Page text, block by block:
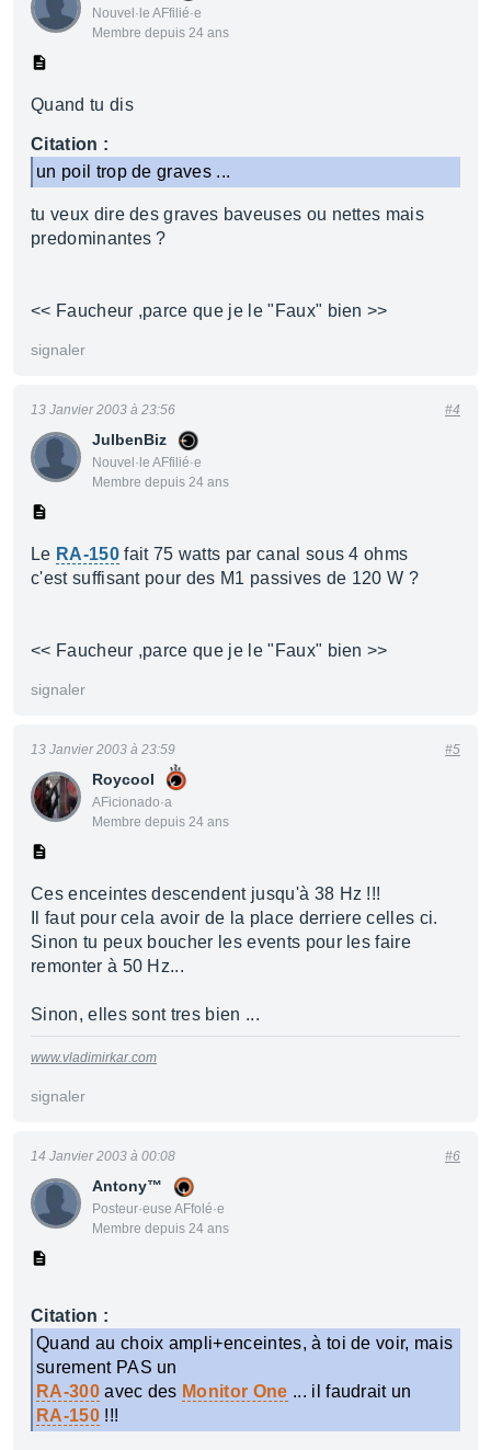
Nouvel·le AFfilié·e
Membre depuis 24 ans
Quand tu dis
Citation :
un poil trop de graves ...
tu veux dire des graves baveuses ou nettes mais
predominantes ?
<< Faucheur ,parce que je le "Faux" bien >>
signaler
JulbenBiz
Nouvel·le AFfilié·e
Membre depuis 24 ans
13 Janvier 2003 à 23:56 #4
Le RA-150fait 75 watts par canal sous 4 ohms
c'est suffisant pour des M1 passives de 120 W ?
<< Faucheur ,parce que je le "Faux" bien >>
signaler
Roycool
AFicionado·a
Membre depuis 24 ans
13 Janvier 2003 à 23:59 #5
Ces enceintes descendent jusqu'à 38 Hz !!!
Il faut pour cela avoir de la place derriere celles ci.
Sinon tu peux boucher les events pour les faire
remonter à 50 Hz...
Sinon, elles sont tres bien ...
www.vladimirkar.com
signaler
Antony™
Posteur·euse AFfolé·e
Membre depuis 24 ans
14 Janvier 2003 à 00:08 #6
Citation :
Quand au choix ampli+enceintes, à toi de voir, mais
surement PAS un
RA-300avec des Monitor One ... il faudrait un
RA-150!!!